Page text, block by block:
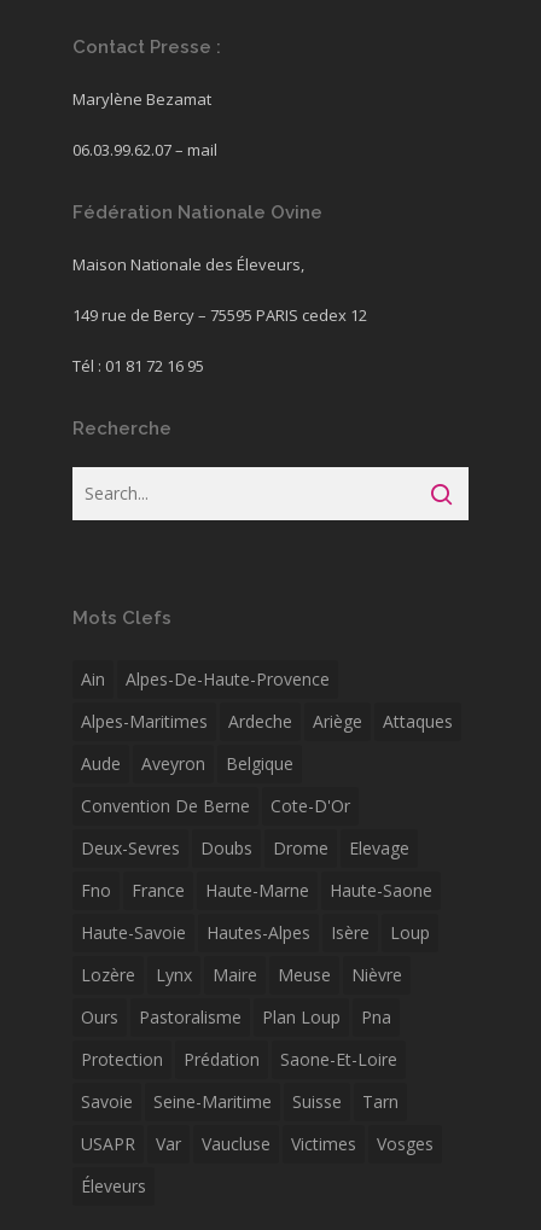
Contact Presse :
Marylène Bezamat
06.03.99.62.07 – mail
Fédération Nationale Ovine
Maison Nationale des Éleveurs,
149 rue de Bercy – 75595 PARIS cedex 12
Tél : 01 81 72 16 95
Recherche
Mots Clefs
Ain
Alpes-De-Haute-Provence
Alpes-Maritimes
Ardeche Ariège
Attaques
Aude
Aveyron
Belgique
Convention De Berne
Cote-D'Or
Deux-Sevres
Doubs Drome
Elevage
Fno
France Haute-Marne
Haute-Saone
Haute-Savoie
Hautes-Alpes Isère
Loup
Lozère
Lynx Maire Meuse
Nièvre
Ours
Pastoralisme Plan Loup
Pna
Protection
Prédation
Saone-Et-Loire
Savoie
Seine-Maritime Suisse
Tarn
USAPR
Var Vaucluse Victimes
Vosges
Éleveurs